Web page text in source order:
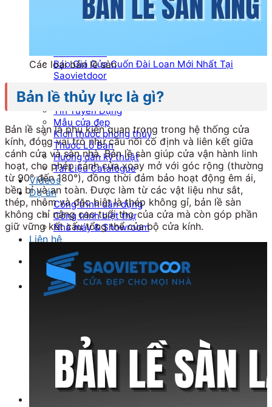
Saovietdoor
Báo Giá Cửa Cuốn Tấm Liền Mới Nhất Tại
Báo Giá Cửa Cuốn Đài Loan Mới Nhất Tại
Saovietdoor
Tin tức
Tin Tuyển Dụng
Mẫu cửa đẹp
Kích thước phong thủy
Thước Lỗ Ban
Hướng dẫn kỹ thuật
Tài Liệu Catalogue
Videos
Dự án
Công trình dân dụng
Công trình biệt thự
Nhà máy & Showroom
Liên hệ
Tìm kiếm:
Chưa có sản phẩm trong giỏ hàng.
Quay trở lại cửa hàng
Các loại bản lề sàn
Bản lề thủy lực là gì?
Bản lề sàn là phụ kiện quan trọng trong hệ thống cửa
kính, đóng vai trò như cầu nối cố định và liên kết giữa
cánh cửa và sàn nhà. Bản lề sàn giúp cửa vận hành linh
hoạt, cho phép cánh cửa xoay mở với góc rộng (thường
từ 90° đến 180°), đồng thời đảm bảo hoạt động êm ái,
bền bỉ và an toàn. Được làm từ các vật liệu như sắt,
thép, nhôm và đặc biệt là thép không gỉ, bản lề sàn
không chỉ nâng cao tuổi thọ của cửa mà còn góp phần
giữ vững kết cấu tổng thể của bộ cửa kính.